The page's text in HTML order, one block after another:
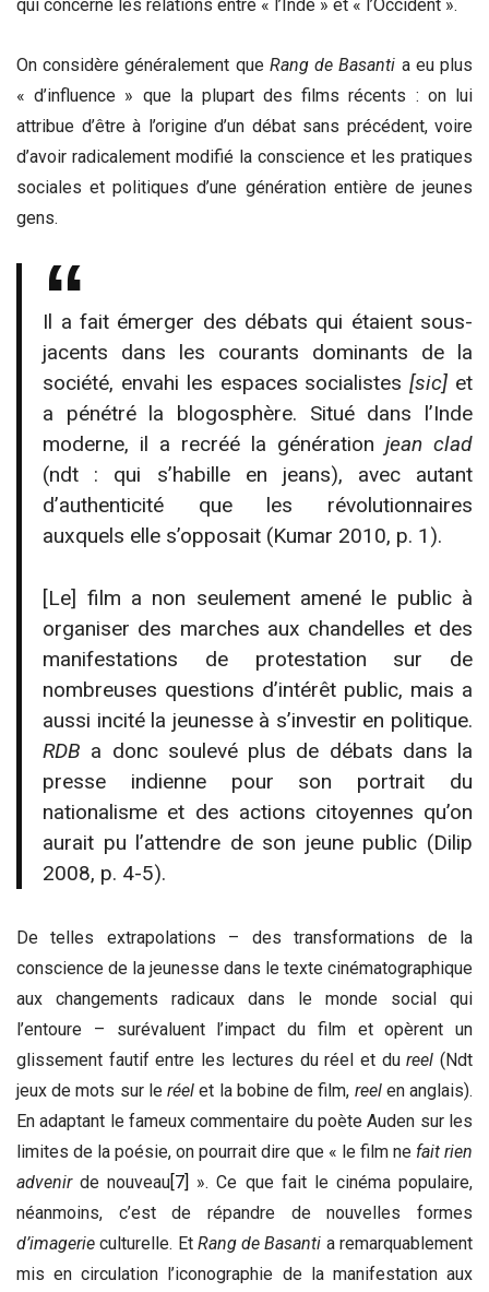
qui concerne les relations entre « l’Inde » et « l’Occident ».
On considère généralement que Rang de Basanti a eu plus
« d’influence » que la plupart des films récents : on lui
attribue d’être à l’origine d’un débat sans précédent, voire
d’avoir radicalement modifié la conscience et les pratiques
sociales et politiques d’une génération entière de jeunes
gens.
Il a fait émerger des débats qui étaient sous-
jacents dans les courants dominants de la
société, envahi les espaces socialistes[sic] et
a pénétré la blogosphère. Situé dans l’Inde
moderne, il a recréé la générationjean clad
(ndt : qui s’habille en jeans), avec autant
d’authenticité que les révolutionnaires
auxquels elle s’opposait (Kumar 2010, p. 1).
[Le] film a non seulement amené le public à
organiser des marches aux chandelles et des
manifestations de protestation sur de
nombreuses questions d’intérêt public, mais a
aussi incité la jeunesse à s’investir en politique.
RDB a donc soulevé plus de débats dans la
presse indienne pour son portrait du
nationalisme et des actions citoyennes qu’on
aurait pu l’attendre de son jeune public (Dilip
2008, p. 4-5).
De telles extrapolations – des transformations de la
conscience de la jeunesse dans le texte cinématographique
aux changements radicaux dans le monde social qui
l’entoure – surévaluent l’impact du film et opèrent un
glissement fautif entre les lectures du réel et dureel (Ndt
jeux de mots sur leréel et la bobine de film, reel en anglais).
En adaptant le fameux commentaire du poète Auden sur les
limites de la poésie, on pourrait dire que « le film ne fait rien
advenirde nouveau[7] ». Ce que fait le cinéma populaire,
néanmoins, c’est de répandre de nouvelles formes
d’imagerie culturelle. Et Rang de Basanti a remarquablement
mis en circulation l’iconographie de la manifestation aux